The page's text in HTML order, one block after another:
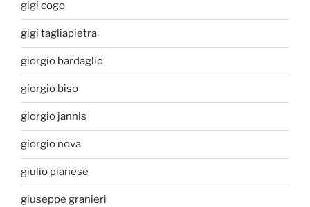
gigi cogo
gigi tagliapietra
giorgio bardaglio
giorgio biso
giorgio jannis
giorgio nova
giulio pianese
giuseppe granieri